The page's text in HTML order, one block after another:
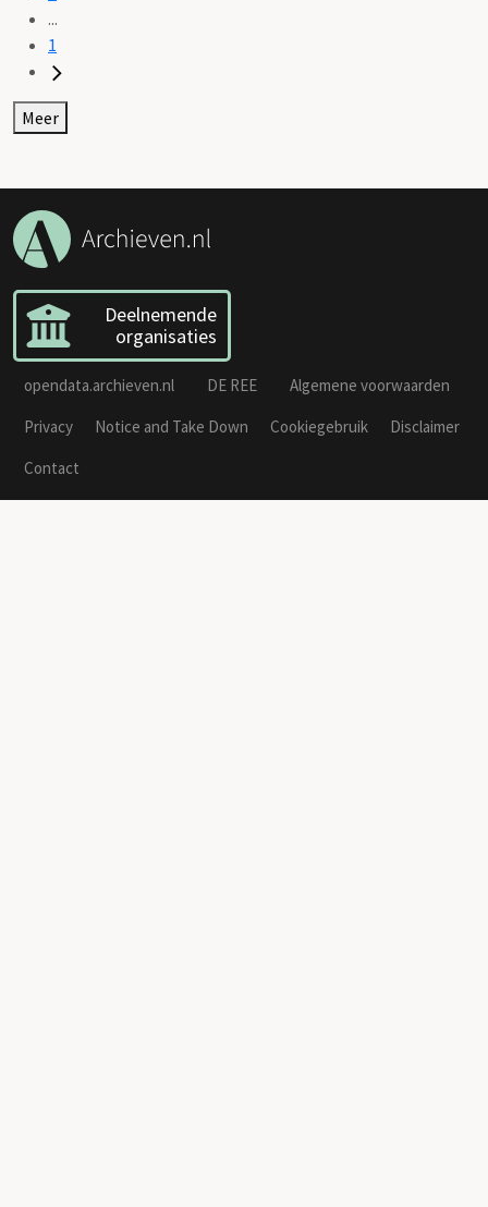
...
1
Meer
Deelnemende
organisaties
opendata.archieven.nl DE REE
Algemene voorwaarden
Privacy
Notice and Take Down Cookiegebruik
Disclaimer
Contact